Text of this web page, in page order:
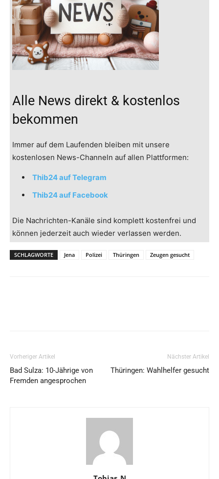
Alle News direkt & kostenlos
bekommen
Immer auf dem Laufenden bleiben mit unsere
kostenlosen News-Channeln auf allen Plattformen:
Thib24 auf Telegram
Thib24 auf Facebook
Die Nachrichten-Kanäle sind komplett kostenfrei und
können jederzeit auch wieder verlassen werden.
SCHLAGWORTE Jena Polizei Thüringen Zeugen gesucht
Vorheriger Artikel
Bad Sulza: 10-Jährige von
Fremden angesprochen
Nächster Artikel
Thüringen: Wahlhelfer gesucht